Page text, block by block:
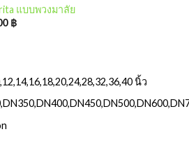
แบบพวงมาลัย
฿
นิ้ว